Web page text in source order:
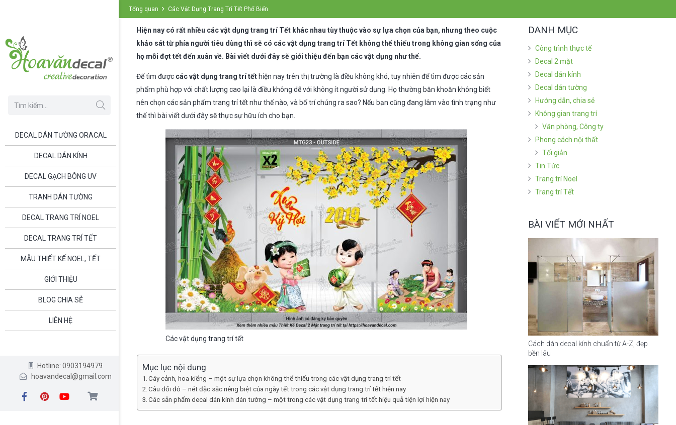
DECAL DÁN TƯỜNG ORACAL
DECAL DÁN KÍNH
DECAL GẠCH BÔNG UV
TRANH DÁN TƯỜNG
DECAL TRANG TRÍ NOEL
DECAL TRANG TRÍ TẾT
MẪU THIẾT KẾ NOEL, TẾT
GIỚI THIỆU
BLOG CHIA SẺ
LIÊN HỆ
Hotline: 0903194979
hoavandecal@gmail.com
Tổng quan Các Vật Dụng Trang Trí Tết Phổ Biến
Hiện nay có rất nhiều các vật dụng trang trí Tết khác nhau tùy thuộc vào sự lựa chọn của bạn, nhưng theo cuộc
khảo sát từ phía người tiêu dùng thì sẽ có các vật dụng trang trí Tết không thể thiếu trong không gian sống của
họ mỗi đợt tết đến xuân về. Bài viết dưới đây sẽ giới thiệu đến bạn các vật dụng như thế.
Để tìm được các vật dụng trang trí tết hiện nay trên thị trường là điều không khó, tuy nhiên để tìm được các sản
phẩm phù hợp với chất lượng cao lại là điều không dễ với không ít người sử dụng. Họ thường băn khoăn không biết
nên chọn các sản phẩm trang trí tết như thế nào, và bố trí chúng ra sao? Nếu bạn cũng đang lâm vào tình trạng như
thế thì bài viết dưới đây sẽ thực sự hữu ích cho bạn.
Các vật dụng trang trí tết
Mục lục nội dung
Cây cảnh, hoa kiểng – một sự lựa chọn không thể thiếu trong các vật dụng trang trí tết
Câu đối đỏ – nét đặc sắc riêng biệt của ngày tết trong các vật dụng trang trí tết hiện nay
Các sản phẩm decal dán kính dán tường – một trong các vật dụng trang trí tết hiệu quả tiện lợi hiện nay
DANH MỤC
Công trình thực tế
Decal 2 mặt
Decal dán kính
Decal dán tường
Hướng dẫn, chia sẻ
Không gian trang trí
Văn phòng, Công ty
Phong cách nội thất
Tối giản
Tin Tức
Trang trí Noel
Trang trí Tết
BÀI VIẾT MỚI NHẤT
Cách dán decal kính chuẩn từ A-Z, đẹp
bền lâu